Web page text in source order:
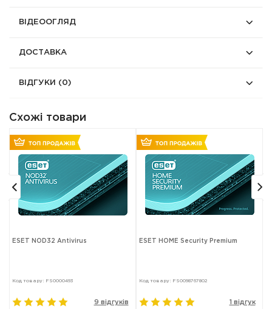
ВІДЕООГЛЯД
ДОСТАВКА
ВІДГУКИ (0)
Схожі товари
ESET NOD32 Antivirus
Код товару: FS0000493
9 відгуків
ESET HOME Security Premium
Код товару: FS0098767802
1 відгук